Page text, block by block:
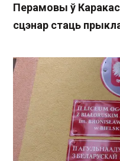
Перамовы ў
сцэнар стаць